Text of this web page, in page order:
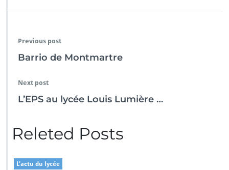
Previous post
Barrio de Montmartre
Next post
L’EPS au lycée Louis Lumière …
Releted Posts
L'actu du lycée